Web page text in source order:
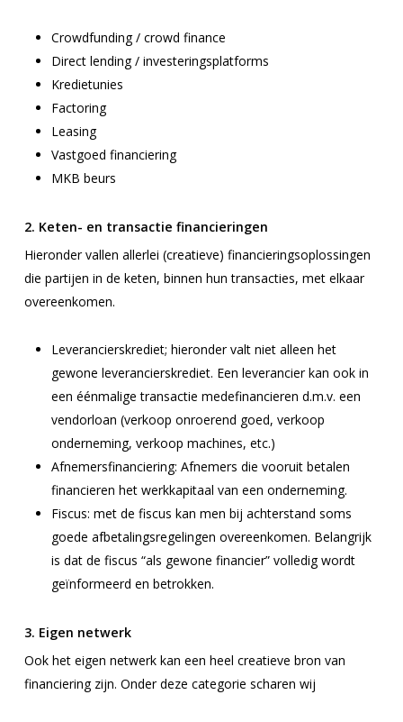
Crowdfunding / crowd finance
Direct lending / investeringsplatforms
Kredietunies
Factoring
Leasing
Vastgoed financiering
MKB beurs
2. Keten- en transactie financieringen
Hieronder vallen allerlei (creatieve) financieringsoplossingen
die partijen in de keten, binnen hun transacties, met elkaar
overeenkomen.
Leverancierskrediet; hieronder valt niet alleen het
gewone leverancierskrediet. Een leverancier kan ook in
een éénmalige transactie medefinancieren d.m.v. een
vendorloan (verkoop onroerend goed, verkoop
onderneming, verkoop machines, etc.)
Afnemersfinanciering: Afnemers die vooruit betalen
financieren het werkkapitaal van een onderneming.
Fiscus: met de fiscus kan men bij achterstand soms
goede afbetalingsregelingen overeenkomen. Belangrijk
is dat de fiscus “als gewone financier” volledig wordt
geïnformeerd en betrokken.
3. Eigen netwerk
Ook het eigen netwerk kan een heel creatieve bron van
financiering zijn. Onder deze categorie scharen wij